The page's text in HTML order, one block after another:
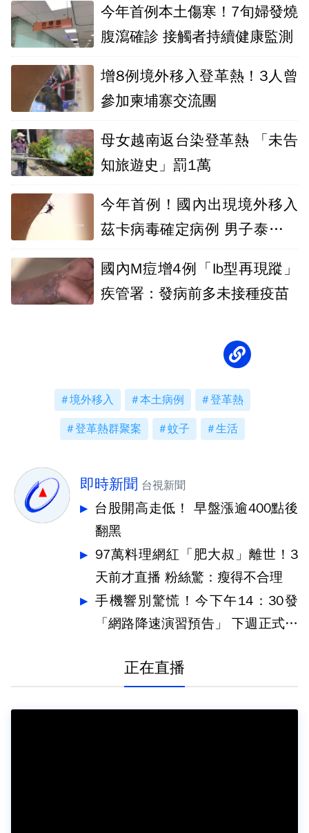
今年首例本土傷寒！7旬婦發燒
腹瀉確診 接觸者持續健康監測
增8例境外移入登革熱！3人曾
參加柬埔寨交流團
母女越南返台染登革熱 「未告
知旅遊史」罰1萬
今年首例！國內出現境外移入
茲卡病毒確定病例 男子泰國返
國內M痘增4例「Ib型再現蹤」
疾管署：發病前多未接種疫苗
境外移入 本土病例 登革熱
登革熱群聚案 蚊子 生活
即時新聞 台視新聞
台股開高走低！ 早盤漲逾400點後
翻黑
97萬料理網紅「肥大叔」離世！3
天前才直播 粉絲驚：瘦得不合理
手機響別驚慌！今下午14：30發
「網路降速演習預告」 下週正式登
正在直播